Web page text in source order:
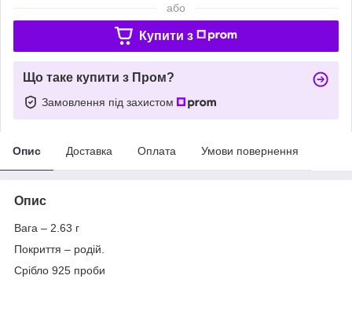
або
Купити з
Що таке купити з Пром?
Замовлення під захистом
Опис Доставка Оплата Умови повернення
Опис
Вага – 2.63 г
Покриття – родій.
Срібло 925 проби